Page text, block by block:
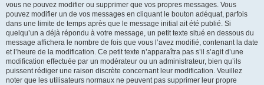
vous ne pouvez modifier ou supprimer que vos propres messages. Vous
pouvez modifier un de vos messages en cliquant le bouton adéquat, parfois
dans une limite de temps après que le message initial ait été publié. Si
quelqu’un a déjà répondu à votre message, un petit texte situé en dessous du
message affichera le nombre de fois que vous l’avez modifié, contenant la date
et l’heure de la modification. Ce petit texte n’apparaîtra pas s’il s’agit d’une
modification effectuée par un modérateur ou un administrateur, bien qu’ils
puissent rédiger une raison discrète concernant leur modification. Veuillez
noter que les utilisateurs normaux ne peuvent pas supprimer leur propre